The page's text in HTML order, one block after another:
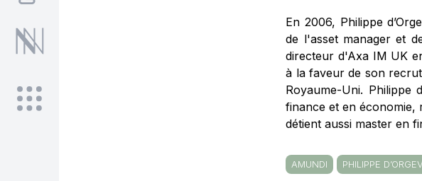
En 2006, Philippe
de l'asset manager et
directeur d'Axa IM UK
à la faveur de son
Royaume-Uni. Philippe
finance et en économie,
détient aussi master en
AMUNDI PHILIPPE